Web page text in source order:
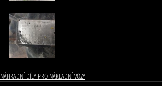
NÁHRADNÍ DÍLY PRO NÁKLADNÍ VOZY